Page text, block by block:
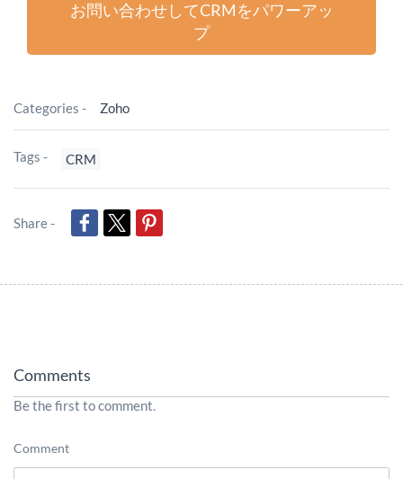
お問い合わせしてCRMをパワーアッ
プ
Categories - Zoho
Tags - CRM
Share -
Comments
Be the first to comment.
Comment